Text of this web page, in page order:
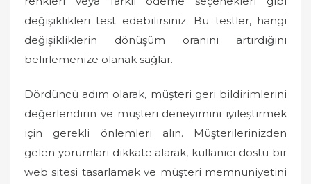
değişiklikleri test edebilirsiniz. Bu testler, hangi
değişikliklerin dönüşüm oranını artırdığını
belirlemenize olanak sağlar.
Dördüncü adım olarak, müşteri geri bildirimlerini
değerlendirin ve müşteri deneyimini iyileştirmek
için gerekli önlemleri alın. Müşterilerinizden
gelen yorumları dikkate alarak, kullanıcı dostu bir
web sitesi tasarlamak ve müşteri memnuniyetini